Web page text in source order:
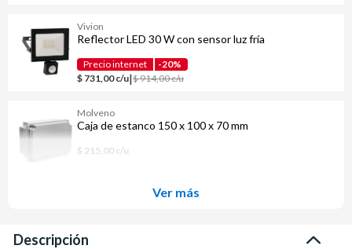
Vivion
Reflector LED 30 W con sensor luz fría
Precio internet
-20%
$ 731,00 c/u|$ 914,00 c/u
Molveno
Caja de estanco 150 x 100 x 70 mm
$ 215,00 c/u
Ver más
Descripción